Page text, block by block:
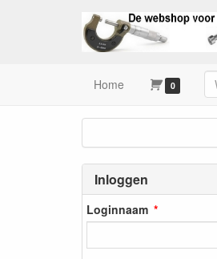
Home 0
Inloggen
Loginnaam